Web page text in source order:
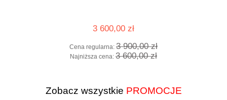
3 600,00 zł
Cena regularna: 3 900,00 zł
Najniższa cena: 3 600,00 zł
Zobacz wszystkie PROMOCJE